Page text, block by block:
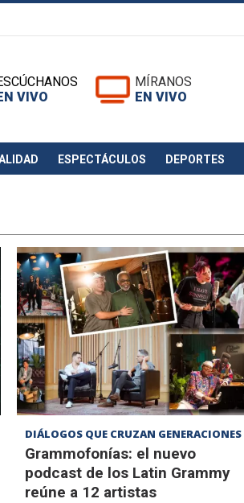
VIVO
MÍRANOS
EN VIVO
ESPECTÁCULOS DEPORTES
DIÁLOGOS QUE CRUZAN GENERACIONES
Grammofonías: el nuevo
podcast de los Latin Grammy
reúne a 12 artistas